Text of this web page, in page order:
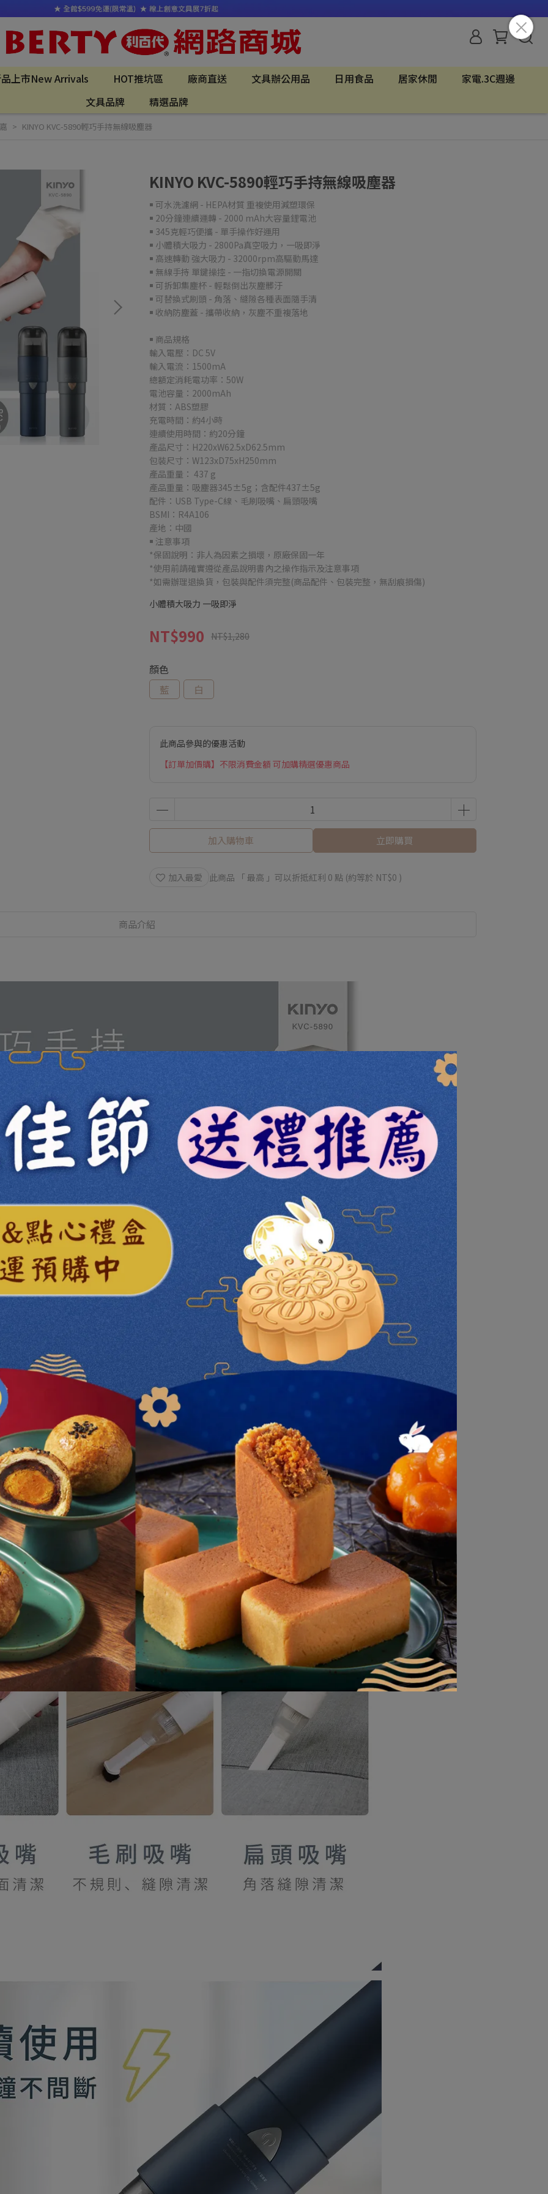
上市New Arrivals HOT推坑區 廠商直送 文具辦公用品 日用食品 居家休閒
家電.3C週邊
文具品牌
精選品牌
KINYO KVC-5890輕巧手持無線吸塵器
KINYO KVC-5890輕巧手持無線吸塵器
￭ 可水洗濾網 - HEPA材質 重複使用減塑環保
￭ 20分鐘連續運轉 - 2000 mAh大容量鋰電池
￭ 345克輕巧便攜 - 單手操作好運用
￭ 小體積大吸力 - 2800Pa真空吸力，一吸即淨
￭ 高速轉動 強大吸力 - 32000rpm高驅動馬達
￭ 無線手持 單鍵操控 - 一指切換電源開關
￭ 可拆卸集塵杯 - 輕鬆倒出灰塵髒汙
￭ 可替換式刷頭 - 角落、縫隙各種表面隨手清
￭ 收納防塵蓋 - 攜帶收納，灰塵不重複落地
￭ 商品規格
輸入電壓：DC 5V
輸入電流：1500mA
總額定消耗電功率：50W
電池容量：2000mAh
材質：ABS塑膠
充電時間：約4小時
連續使用時間：約20分鐘
產品尺寸：H220xW62.5xD62.5mm
包裝尺寸：W123xD75xH250mm
產品重量： 437 g
產品重量：吸塵器345±5g；含配件437±5g
配件：USB Type-C線、毛刷吸嘴、扁頭吸嘴
BSMI：R4A106
產地：中國
￭ 注意事項
*保固說明：非人為因素之損壞，原廠保固一年
*使用前請確實遵從產品說明書內之操作指示及注意事項
*如需辦理退換貨，包裝與配件須完整(商品配件、包裝完整，無刮痕損傷)
小體積大吸力 一吸即淨
NT$990 NT$1,280
顏色
藍
白
此商品參與的優惠活動
【訂單加價購】不限消費金額 可加購精選優惠商品
加入購物車 立即購買
加入最愛 此商品 「 最高 」可以折抵紅利 0 點 (約等於 NT$0 )
商品介紹